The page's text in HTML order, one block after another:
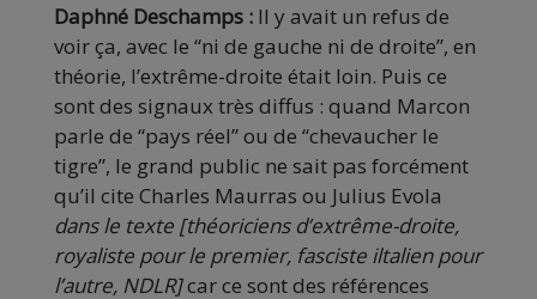
Daphné Deschamps : Il y avait un refus de
voir ça, avec le “ni de gauche ni de droite”, en
théorie, l’extrême-droite était loin. Puis ce
sont des signaux très diffus : quand Marcon
parle de “pays réel” ou de “chevaucher le
tigre”, le grand public ne sait pas forcément
qu’il cite Charles Maurras ou Julius Evola
dans le texte [théoriciens d’extrême-droite,
royaliste pour le premier, fasciste iltalien pour
l’autre, NDLR]car ce sont des références